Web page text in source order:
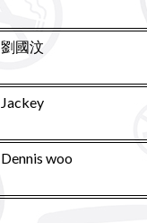
劉國汶
Jackey
Dennis woo